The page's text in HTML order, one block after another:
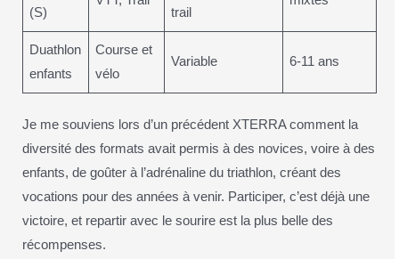
(S)
trail
Duathlon
enfants
Course et
vélo
Variable 6-11 ans
Je me souviens lors d’un précédent XTERRA comment la
diversité des formats avait permis à des novices, voire à des
enfants, de goûter à l’adrénaline du triathlon, créant des
vocations pour des années à venir. Participer, c’est déjà une
victoire, et repartir avec le sourire est la plus belle des
récompenses.